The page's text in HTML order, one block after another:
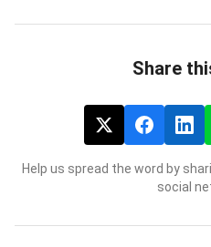
Share
Help us spread the word by
social